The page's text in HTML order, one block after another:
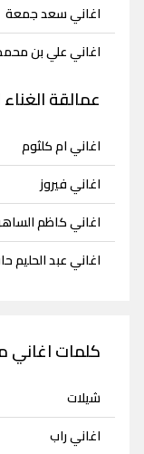
اغاني سعد جمعة
اغاني علي بن
عمالقة
اغاني ام كلثوم
اغاني فيروز
اغاني كاظم
اغاني عبد الحليم
كلمات اغاني
شيلات
اغاني راب